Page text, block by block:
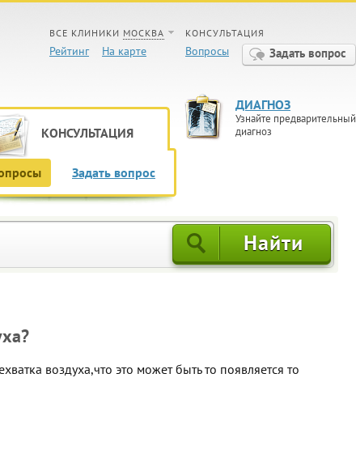
ВСЕ КЛИНИКИ МОСКВА
Рейтинг На карте
КОНСУЛЬТАЦИЯ
Вопросы Задать вопрос
КОНСУЛЬТАЦИЯ
ДИАГНОЗ
Узнайте предварительный
диагноз
Задать вопрос
воздуха,что это может быть то появляется то